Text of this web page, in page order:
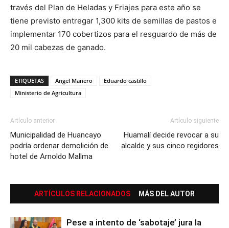
través del Plan de Heladas y Friajes para este año se
tiene previsto entregar 1,300 kits de semillas de pastos e
implementar 170 cobertizos para el resguardo de más de
20 mil cabezas de ganado.
ETIQUETAS Angel Manero
Eduardo castillo
Ministerio de Agricultura
Artículo anterior
Municipalidad de Huancayo
podría ordenar demolición de
hotel de Arnoldo Mallma
Artículo siguiente
Huamalí decide revocar a su
alcalde y sus cinco regidores
ARTÍCULOS RELACIONADOS MÁS DEL AUTOR
Pese a intento de ‘sabotaje’ jura la